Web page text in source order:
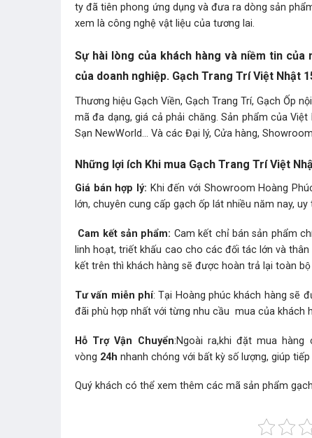
ty đã tiên phong ứng dụng và đưa ra dòng sản
xem là công nghệ vật liệu của tương lai.
Sự hài lòng của khách hàng và niềm tin
của doanh nghiệp. Gạch Trang Trí Việt Nhật
Thương hiệu Gạch Viền, Gạch Trang Trí, Gạch Ốp
mã đa dạng, giá cả phải chăng. Sản phẩm của
Sạn NewWorld… Và các Đại lý, Cửa hàng,
Những lợi ích Khi mua Gạch Trang Trí Việt
Giá bán hợp lý: Khi đến với Showroom Hoàng
lớn, chuyên cung cấp gạch ốp lát nhiều năm nay,
Cam kết sản phẩm: Cam kết chỉ bán sản phẩm
linh hoạt, triết khấu cao cho các đối tác lớn và
kết trên thì khách hàng sẽ được hoàn trả lại toàn bộ
Tư vấn miễn phí: Tại Hoàng phúc khách hàng sẽ
đãi phù hợp nhất với từng nhu cầu mua của khách
Hỗ Trợ Vận Chuyển:Ngoài ra,khi đặt mua
vòng 24h nhanh chóng với bất kỳ số lượng, giúp
Quý khách có thể xem thêm các mã sản phẩm